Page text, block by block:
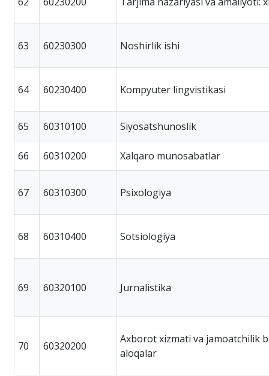
63 60230300 Noshirlik ishi
64 60230400 Kompyuter lingvistikasi
65 60310100 Siyosatshunoslik
66 60310200 Xalqaro munosabatlar
67 60310300 Psixologiya
68 60310400 Sotsiologiya
69 60320100 Jurnalistika
70 60320200
Axborot xizmati va jamoatchilik
aloqalar